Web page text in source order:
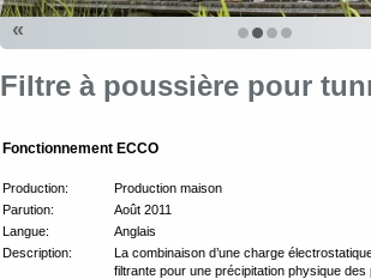
«
Filtre à poussière pour
Fonctionnement ECCO
Production:
Production maison
Parution:
Août 2011
Langue:
Anglais
Description:
La combinaison d’une charge
filtrante pour une précipitation physique des